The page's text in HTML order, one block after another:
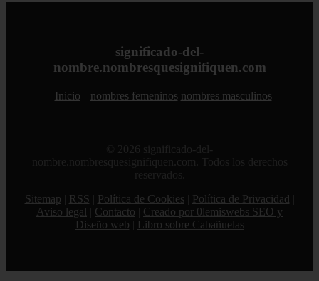
significado-del-
nombre.nombresquesignifiquen.com
Inicio nombres femeninos nombres masculinos
© 2026 significado-del-
nombre.nombresquesignifiquen.com. Todos los derechos
reservados.
Sitemap
RSS Política de Cookies Política de Privacidad
Aviso legal
Contacto
Creado por 0lemiswebs SEO y
Diseño web
Libro sobre Cabañuelas